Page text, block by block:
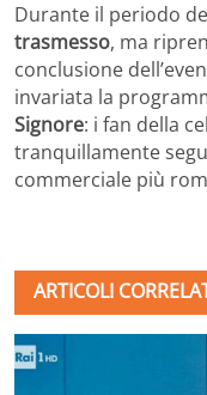
Durante il periodo
trasmesso, ma
conclusione
invariata la
Signore: i fan della
tranquillamente
commerciale più
ARTICOLI